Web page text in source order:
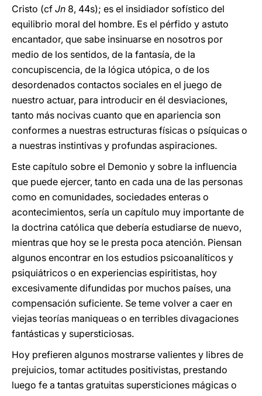
Cristo (cf Jn 8, 44s); es el insidiador sofístico del
equilibrio moral del hombre. Es el pérfido y astuto
encantador, que sabe insinuarse en nosotros por
medio de los sentidos, de la fantasía, de la
concupiscencia, de la lógica utópica, o de los
desordenados contactos sociales en el juego de
nuestro actuar, para introducir en él desviaciones,
tanto más nocivas cuanto que en apariencia son
conformes a nuestras estructuras físicas o psíquicas o
a nuestras instintivas y profundas aspiraciones.
Este capítulo sobre el Demonio y sobre la influencia
que puede ejercer, tanto en cada una de las personas
como en comunidades, sociedades enteras o
acontecimientos, sería un capítulo muy importante de
la doctrina católica que debería estudiarse de nuevo,
mientras que hoy se le presta poca atención. Piensan
algunos encontrar en los estudios psicoanalíticos y
psiquiátricos o en experiencias espiritistas, hoy
excesivamente difundidas por muchos países, una
compensación suficiente. Se teme volver a caer en
viejas teorías maniqueas o en terribles divagaciones
fantásticas y supersticiosas.
Hoy prefieren algunos mostrarse valientes y libres de
prejuicios, tomar actitudes positivistas, prestando
luego fe a tantas gratuitas supersticiones mágicas o